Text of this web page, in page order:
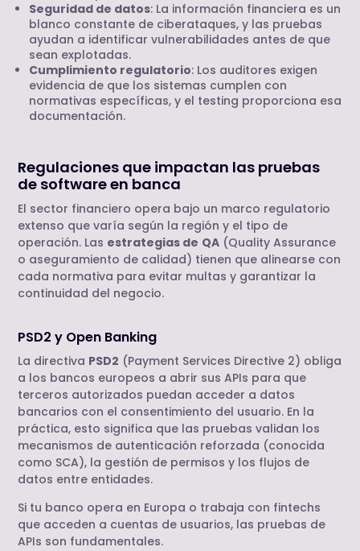
Seguridad de datos: La información financiera es un
blanco constante de ciberataques, y las pruebas
ayudan a identificar vulnerabilidades antes de que
sean explotadas.
Cumplimiento regulatorio: Los auditores exigen
evidencia de que los sistemas cumplen con
normativas específicas, y el testing proporciona esa
documentación.
Regulaciones que impactan las pruebas
de software en banca
El sector financiero opera bajo un marco regulatorio
extenso que varía según la región y el tipo de
operación. Las estrategias de QA (Quality Assurance
o aseguramiento de calidad) tienen que alinearse con
cada normativa para evitar multas y garantizar la
continuidad del negocio.
PSD2 y Open Banking
La directiva PSD2 (Payment Services Directive 2) obliga
a los bancos europeos a abrir sus APIs para que
terceros autorizados puedan acceder a datos
bancarios con el consentimiento del usuario. En la
práctica, esto significa que las pruebas validan los
mecanismos de autenticación reforzada (conocida
como SCA), la gestión de permisos y los flujos de
datos entre entidades.
Si tu banco opera en Europa o trabaja con fintechs
que acceden a cuentas de usuarios, las pruebas de
APIs son fundamentales.